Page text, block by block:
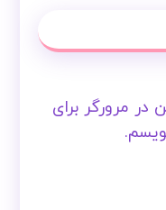
در مرورگر برای